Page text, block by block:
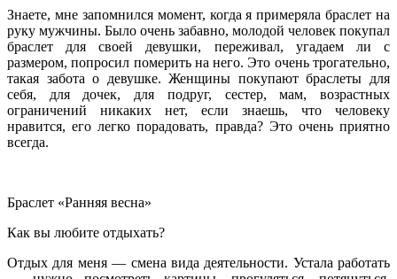
Знаете, мне запомнился момент, когда я примеряла браслет на
руку мужчины. Было очень забавно, молодой человек покупал
браслет для своей девушки, переживал, угадаем ли с
размером, попросил померить на него. Это очень трогательно,
такая забота о девушке. Женщины покупают браслеты для
себя, для дочек, для подруг, сестер, мам, возрастных
ограничений никаких нет, если знаешь, что человеку
нравится, его легко порадовать, правда? Это очень приятно
всегда.
Браслет «Ранняя весна»
Как вы любите отдыхать?
Отдых для меня — смена вида деятельности. Устала работать